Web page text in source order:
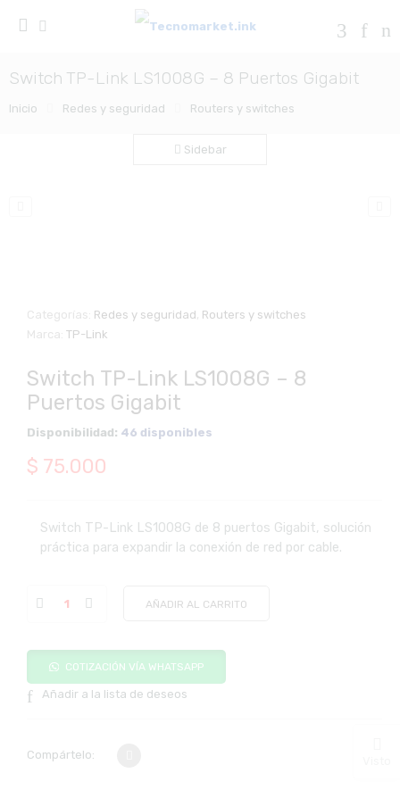
Switch TP-Link LS1008G – 8 Puertos Gigabit
Inicio Redes y seguridad Routers y switches
Sidebar
Categorías: Redes y seguridad Routers y switches
Marca:TP-Link
Switch TP-Link LS1008G – 8
Puertos Gigabit
Disponibilidad: 46 disponibles
$ 75.000
Switch TP-Link LS1008G de 8 puertos Gigabit, solución
práctica para expandir la conexión de red por cable.
AÑADIR AL CARRITO
COTIZACIÓN VÍA WHATSAPP
Añadir a la lista de deseos
Compártelo: